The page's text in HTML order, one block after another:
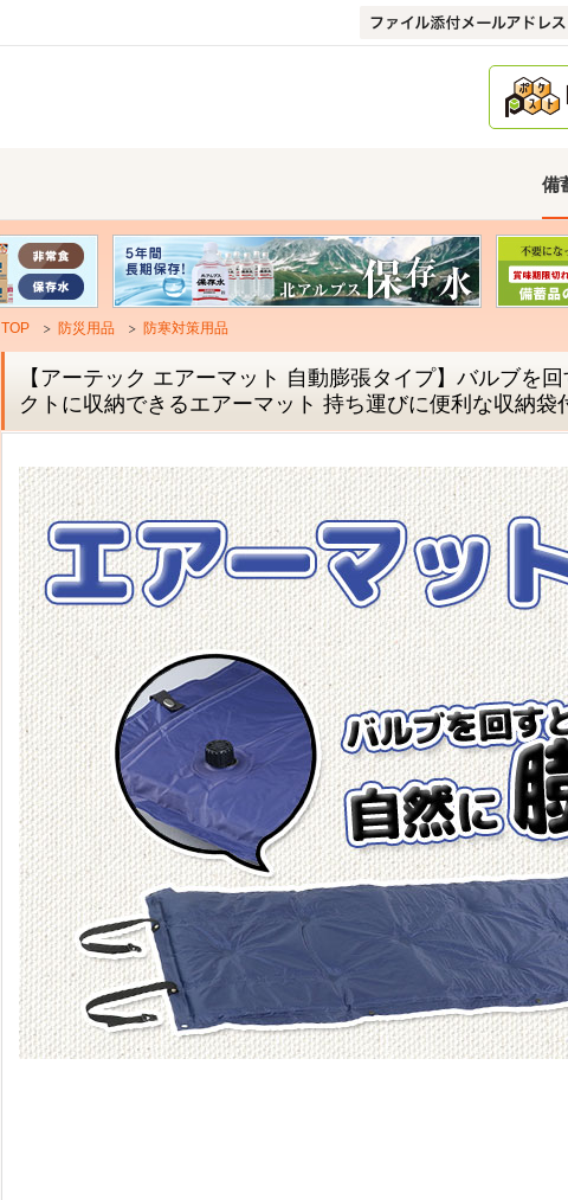
備
TOP 防災用品 防寒対策用品
【アーテック エアーマット 自動膨張タイプ】バルブを
クトに収納できるエアーマット 持ち運びに便利な収納袋